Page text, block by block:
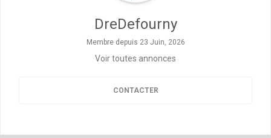
DreDefourny
Membre depuis 23 Juin, 2026
Voir toutes annonces
CONTACTER